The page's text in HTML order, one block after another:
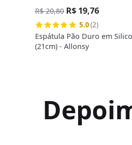
R$ 20,80 R$ 19,76
5.0(2)
Espátula Pão Duro em
(21cm) - Allonsy